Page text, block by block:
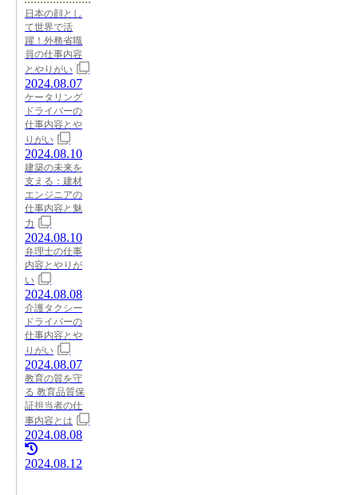
日本の顔とし
て世界で活
躍！外務省職
員の仕事内容
とやりがい
2024.08.07
ケータリング
ドライバーの
仕事内容とや
りがい
2024.08.10
建築の未来を
支える：建材
エンジニアの
仕事内容と魅
力
2024.08.10
弁理士の仕事
内容とやりが
い
2024.08.08
介護タクシー
ドライバーの
仕事内容とや
りがい
2024.08.07
教育の質を守
る 教育品質保
証担当者の仕
事内容とは
2024.08.08
2024.08.12